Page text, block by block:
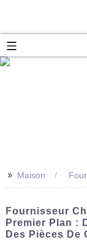
>> Maison
Fournisseur
Premier Plan :
Des Pièces De